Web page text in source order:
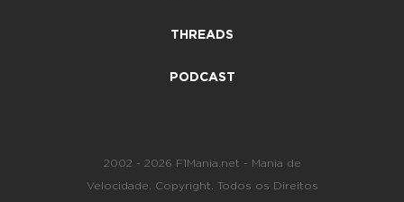
THREADS
PODCAST
2002 - 2026 F1Mania.net - Mania de
Velocidade. Copyright. Todos os Direitos